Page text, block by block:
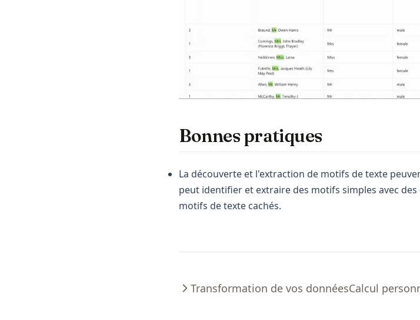
Bonnes pratiques
La découverte et l'extraction de motifs de texte
peut identifier et extraire des motifs simples avec
motifs de texte cachés.
Transformation de vos donnéesCalcul